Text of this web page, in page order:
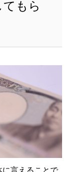
もら
に言えることで